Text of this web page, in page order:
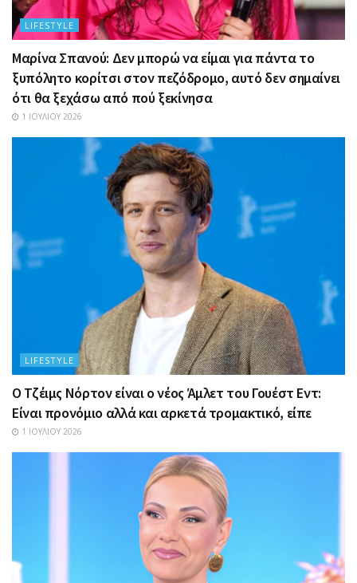
LIFESTYLE
Μαρίνα Σπανού: Δεν μπορώ να είμαι για πάντα το
ξυπόλητο κορίτσι στον πεζόδρομο, αυτό δεν σημαίνει
ότι θα ξεχάσω από πού ξεκίνησα
1 ΙΟΥΛΊΟΥ 2026
LIFESTYLE
Ο Τζέιμς Νόρτον είναι ο νέος Άμλετ του Γουέστ Εντ:
Είναι προνόμιο αλλά και αρκετά τρομακτικό, είπε
1 ΙΟΥΛΊΟΥ 2026